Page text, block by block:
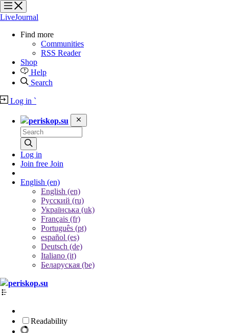
?
?
?
?
LiveJournal
Find more
Communities
RSS Reader
Shop
Help
Search
Log in `
periskop.su
Log in
Join free Join
English (en)
English (en)
Русский (ru)
Українська (uk)
Français (fr)
Português (pt)
español (es)
Deutsch (de)
Italiano (it)
Беларуская (be)
periskop.su
Readability